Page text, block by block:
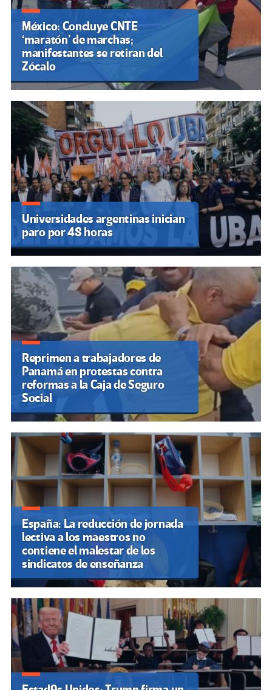
México: Concluye CNTE
‘maratón’ de marchas;
manifestantes se retiran del
Zócalo
Universidades argentinas inician
paro por 48 horas
Reprimen a trabajadores de
Panamá en protestas contra
reformas a la Caja de Seguro
Social
España: La reducción de jornada
lectiva a los maestros no
contiene el malestar de los
sindicatos de enseñanza